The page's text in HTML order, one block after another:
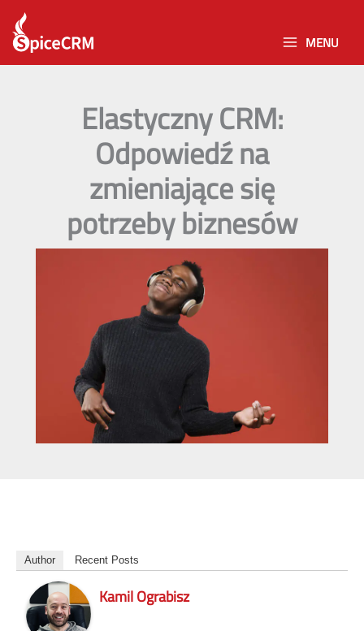
content
MENU
Elastyczny CRM:
Odpowiedź na
zmieniające się
potrzeby biznesów
Author Recent Posts
Kamil Ograbisz